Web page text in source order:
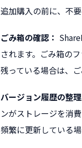
追加購入の前に、不
ごみ箱の確認：
されます。ごみ箱の
残っている場合は、
バージョン履歴の整理
ンがストレージを消
頻繁に更新している